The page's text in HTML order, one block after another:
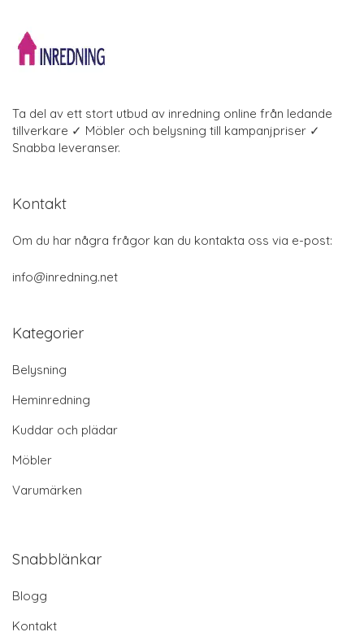
Ta del av ett stort utbud av inredning online från ledande
tillverkare ✓ Möbler och belysning till kampanjpriser ✓
Snabba leveranser.
Kontakt
Om du har några frågor kan du kontakta oss via e-post:
info@inredning.net
Kategorier
Belysning
Heminredning
Kuddar och plädar
Möbler
Varumärken
Snabblänkar
Blogg
Kontakt